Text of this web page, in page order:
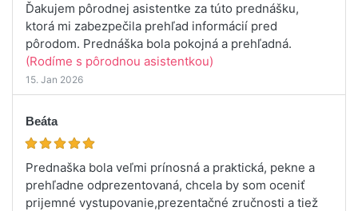
Ďakujem pôrodnej asistentke za túto prednášku,
ktorá mi zabezpečila prehľad informácií pred
pôrodom. Prednáška bola pokojná a prehľadná.
(Rodíme s pôrodnou asistentkou)
15. Jan 2026
Beáta
Prednaška bola veľmi prínosná a praktická, pekne a
prehľadne odprezentovaná, chcela by som oceniť
prijemné vystupovanie,prezentačné zručnosti a tiež